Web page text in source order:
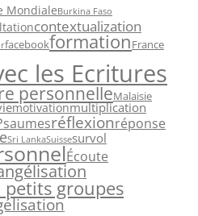
MondialeBurkina Faso
contextualization
facebookformationFrance
les Ecritures
personnelleMalaisie
motivationmultiplication
réflexionréponse
Sri LankaSuissesurvol
Écoute
groupes